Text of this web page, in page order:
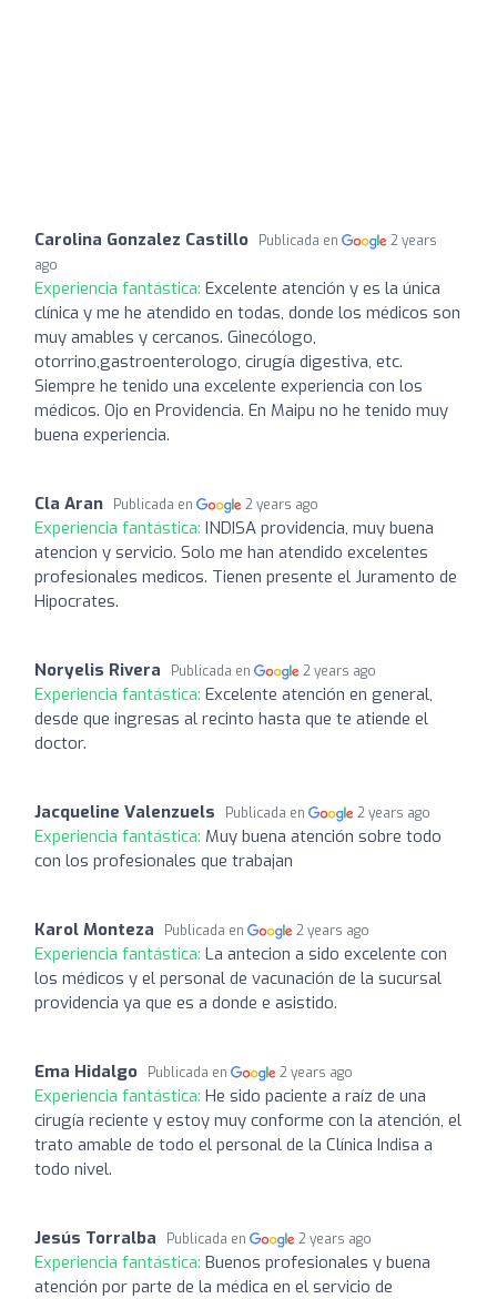
Carolina Gonzalez Castillo Publicada en
2 years
ago
Experiencia fantástica: Excelente atención y es la única
clínica y me he atendido en todas, donde los médicos son
muy amables y cercanos. Ginecólogo,
otorrino,gastroenterologo, cirugía digestiva, etc.
Siempre he tenido una excelente experiencia con los
médicos. Ojo en Providencia. En Maipu no he tenido muy
buena experiencia.
Cla Aran Publicada en 2 years ago
Experiencia fantástica: INDISA providencia, muy buena
atencion y servicio. Solo me han atendido excelentes
profesionales medicos. Tienen presente el Juramento de
Hipocrates.
Noryelis Rivera Publicada en 2 years ago
Experiencia fantástica: Excelente atención en general,
desde que ingresas al recinto hasta que te atiende el
doctor.
Jacqueline Valenzuels Publicada en 2 years ago
Experiencia fantástica: Muy buena atención sobre todo
con los profesionales que trabajan
Karol Monteza Publicada en 2 years ago
Experiencia fantástica: La antecion a sido excelente con
los médicos y el personal de vacunación de la sucursal
providencia ya que es a donde e asistido.
Ema Hidalgo Publicada en 2 years ago
Experiencia fantástica: He sido paciente a raíz de una
cirugía reciente y estoy muy conforme con la atención, el
trato amable de todo el personal de la Clínica Indisa a
todo nivel.
Jesús Torralba Publicada en 2 years ago
Experiencia fantástica: Buenos profesionales y buena
atención por parte de la médica en el servicio de